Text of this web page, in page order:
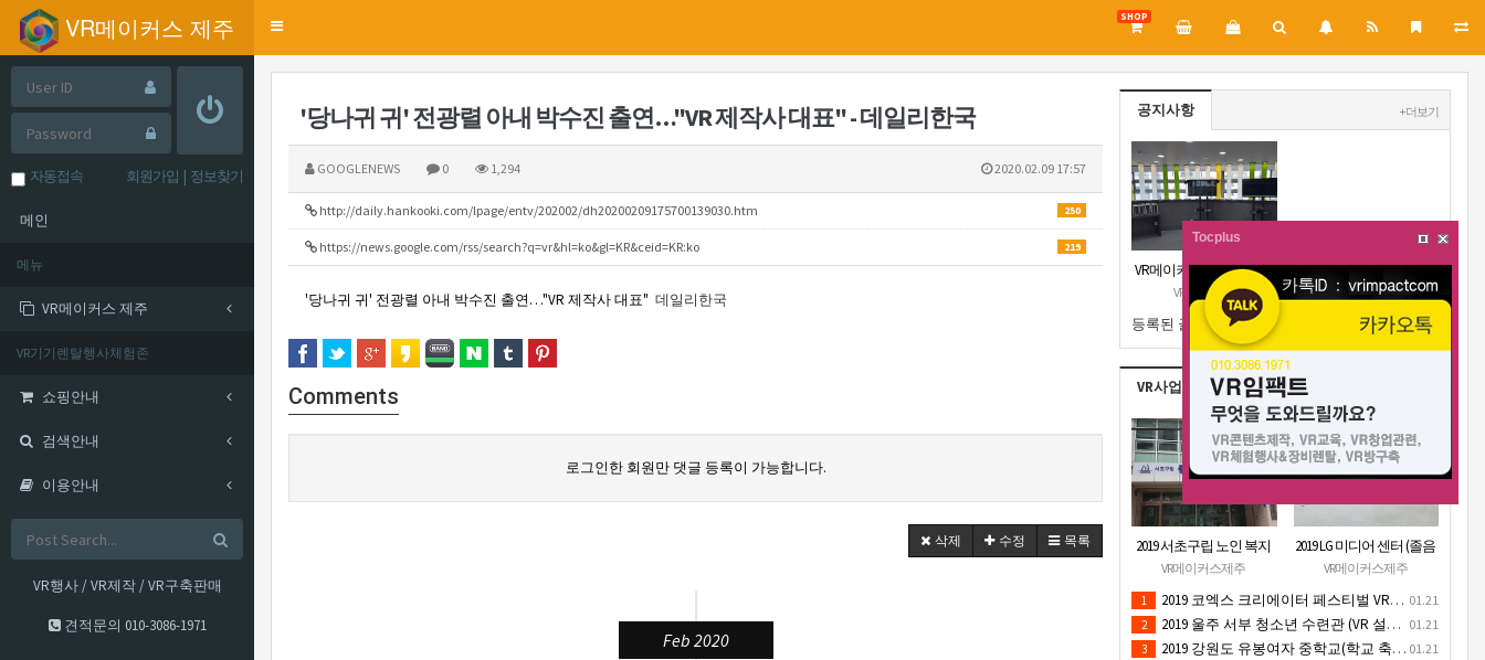
VR메이커스 제주
Toggle
SHOP
자동접속 회원가입 | 정보찾기
메인
메뉴
VR메이커스 제주
VR기기렌탈행사체험존
쇼핑안내
검색안내
이용안내
VR행사 / VR제작 / VR구축판매
견적문의 010-3086-1971
'당나귀 귀' 전광렬 아내 박수진 출연…"VR 제작사 대표" - 데일리한국
GOOGLENEWS 0 1,294 2020.02.09 17:57
250
http://daily.hankooki.com/lpage/entv/202002/dh20200209175700139030.htm
219
https://news.google.com/rss/search?q=vr&hl=ko&gl=KR&ceid=KR:ko
'당나귀 귀' 전광렬 아내 박수진 출연…"VR 제작사 대표" 데일리한국
Comments
로그인한 회원만 댓글 등록이 가능합니다.
삭제 수정 목록
Feb 2020
공지사항 + 더보기
VR메이커스 제주지부 오
픈공지
VR메이커스
등록된 글이 없습니다.
VR사업실적
2019 서초구립 노인 복지
관 (VR 설치) - VR 구축 판
VR메이커스제주
2019 LG 미디어 센터 (졸음
운전/ 음주운전 체험 행
사) VR 체험 - VR 렌탈대여
행사
VR메이커스제주
01.21
1 2019 코엑스 크리에이터 페스티벌 VR체험 부스 (인기 VR 체험) - VR렌탈대여 행사
01.21
2 2019 울주 서부 청소년 수련관 (VR 설치) - VR 구축 판매
01.21
3 2019 강원도 유봉여자 중학교(학교 축제 행사 / 인기 VR 컨텐츠 ) - VR렌탈대여 행사
Tocplus